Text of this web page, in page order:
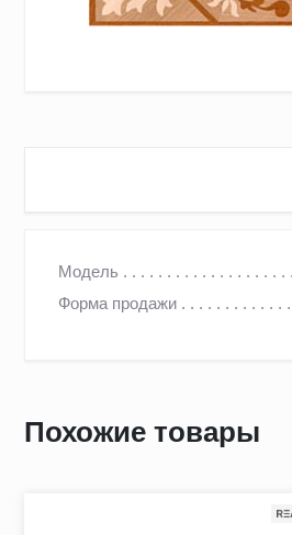
Модель
Форма продажи
Как правило, розетку
Похожие товары